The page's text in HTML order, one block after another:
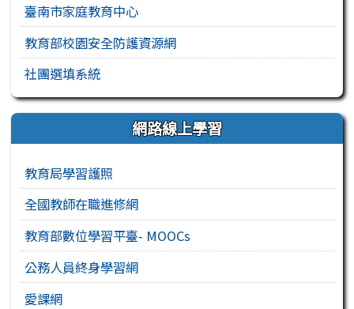
臺南市家庭教育中心
教育部校園安全防護資源網
社團選填系統
網路線上學習
教育局學習護照
全國教師在職進修網
教育部數位學習平臺- MOOCs
公務人員終身學習網
愛課網